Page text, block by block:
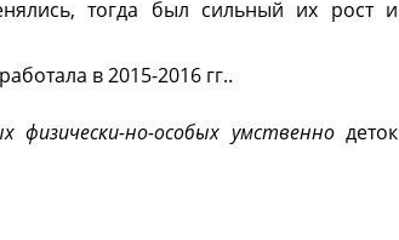
тогда был сильный их рост и
в 2015-2016 гг..
физически-но-особых умственнодеток